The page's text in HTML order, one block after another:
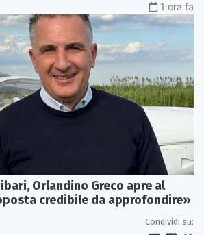
1 ora fa
Orlandino Greco apre al
credibile da approfondire»
Condividi su: